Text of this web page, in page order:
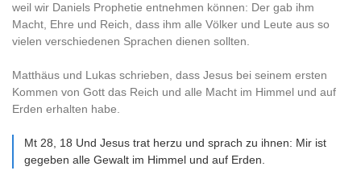
weil wir Daniels Prophetie entnehmen können: Der gab ihm
Macht, Ehre und Reich, dass ihm alle Völker und Leute aus so
vielen verschiedenen Sprachen dienen sollten.
Matthäus und Lukas schrieben, dass Jesus bei seinem ersten
Kommen von Gott das Reich und alle Macht im Himmel und auf
Erden erhalten habe.
Mt 28, 18 Und Jesus trat herzu und sprach zu ihnen: Mir ist
gegeben alle Gewalt im Himmel und auf Erden.